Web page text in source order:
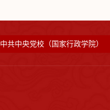
中共中央党校（国家行政学院）